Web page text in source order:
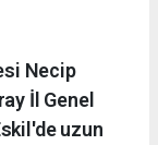
Necip
İl Genel
uzun